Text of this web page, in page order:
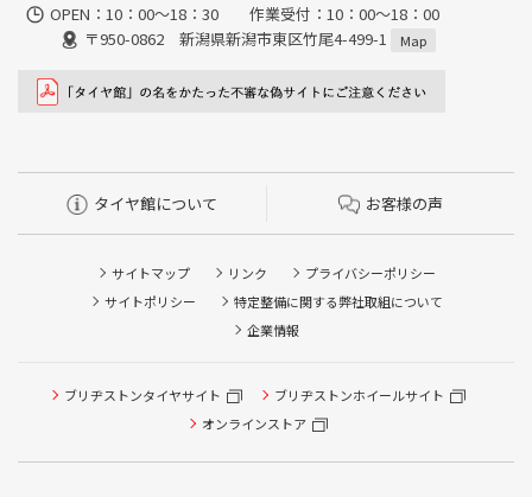
OPEN：10：00～18：30 作業受付：10：00～18：00
〒950-0862 新潟県新潟市東区竹尾4-499-1
Map
タイヤ館について お客様の声
サイトマップ リンク
プライバシーポリシー
サイトポリシー
特定整備に関する弊社取組について
企業情報
ブリヂストンタイヤサイト
ブリヂストンホイールサイト
オンラインストア
タイヤ点検・安全点検/タイヤ履き替え/オイル交換/その他
ピット作業の予約